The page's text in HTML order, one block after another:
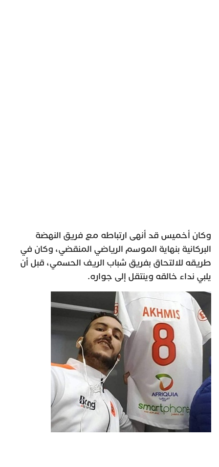
وكان أخميس قد أنهى ارتباطه مع فريق النهضة
البركانية بنهاية الموسم الرياضي المنقضي، وكان في
طريقه للالتحاق بفريق شباب الريف الحسمي، قبل أن
يلبي نداء خالقه وينتقل إلى جواره.